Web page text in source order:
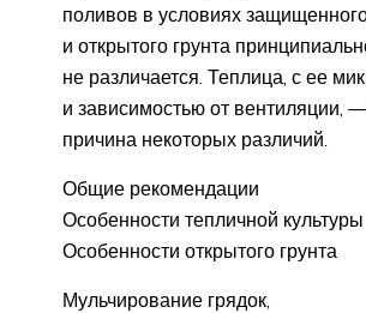
поливов в условиях
и открытого грунта
не различается. Теплица, с ее
и зависимостью от вентиляции,
причина некоторых различий.
Общие рекомендации
Особенности тепличной культуры
Особенности открытого грунта
Мульчирование грядок,